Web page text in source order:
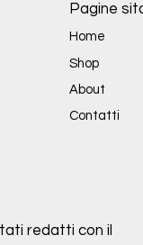
redatti con il
Pagine
Home
Shop
About
Contatti